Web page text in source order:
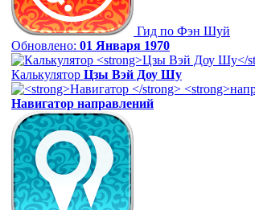
Гид по Фэн Шуй
Обновлено: 01 Января 1970
Калькулятор Цзы Вэй Доу Шу
Навигатор направлений